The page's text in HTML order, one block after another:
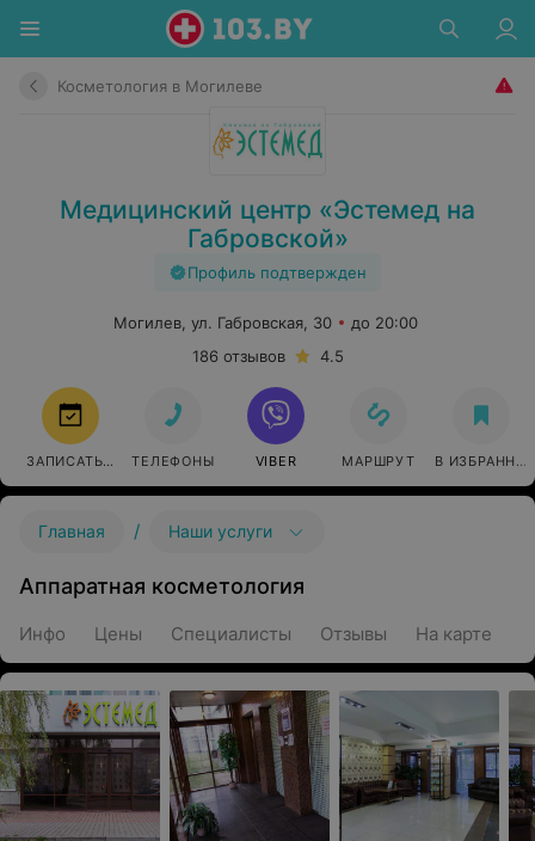
Косметология в Могилеве
Медицинский центр «Эстемед на
Габровской»
Профиль подтвержден
Могилев, ул. Габровская, 30
до 20:00
186 отзывов
4.5
ЗАПИСАТЬСЯ ТЕЛЕФОНЫ VIBER МАРШРУТ В ИЗБРАННОЕ
Главная / Наши услуги
Аппаратная косметология
Инфо Цены Специалисты Отзывы На карте